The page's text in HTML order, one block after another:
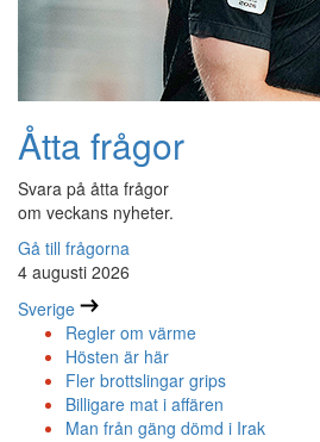
Åtta frågor
Svara på åtta frågor
om veckans nyheter.
Gå till frågorna
4 augusti 2026
Sverige
Regler om värme
Hösten är här
Fler brottslingar grips
Billigare mat i affären
Man från gäng dömd i Irak